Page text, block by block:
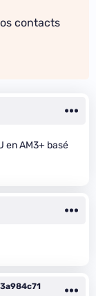
contacts
en AM3+ basé